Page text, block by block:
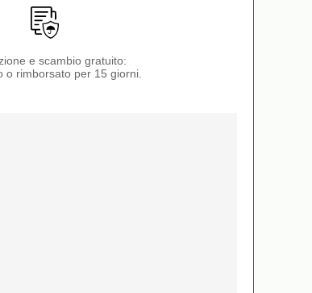
e scambio gratuito:
o rimborsato per 15 giorni.